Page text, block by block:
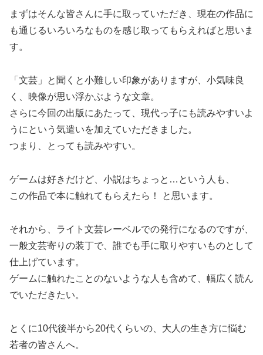
まずはそんな皆さんに手に取っていただき、現在の作品に
も通じるいろいろなものを感じ取ってもらえればと思いま
す。
「文芸」と聞くと小難しい印象がありますが、小気味良
く、映像が思い浮かぶような文章。
さらに今回の出版にあたって、現代っ子にも読みやすいよ
うにという気遣いを加えていただきました。
つまり、とっても読みやすい。
ゲームは好きだけど、小説はちょっと…という人も、
この作品で本に触れてもらえたら！ と思います。
それから、ライト文芸レーベルでの発行になるのですが、
一般文芸寄りの装丁で、誰でも手に取りやすいものとして
仕上げています。
ゲームに触れたことのないような人も含めて、幅広く読ん
でいただきたい。
とくに10代後半から20代くらいの、大人の生き方に悩む
若者の皆さんへ。